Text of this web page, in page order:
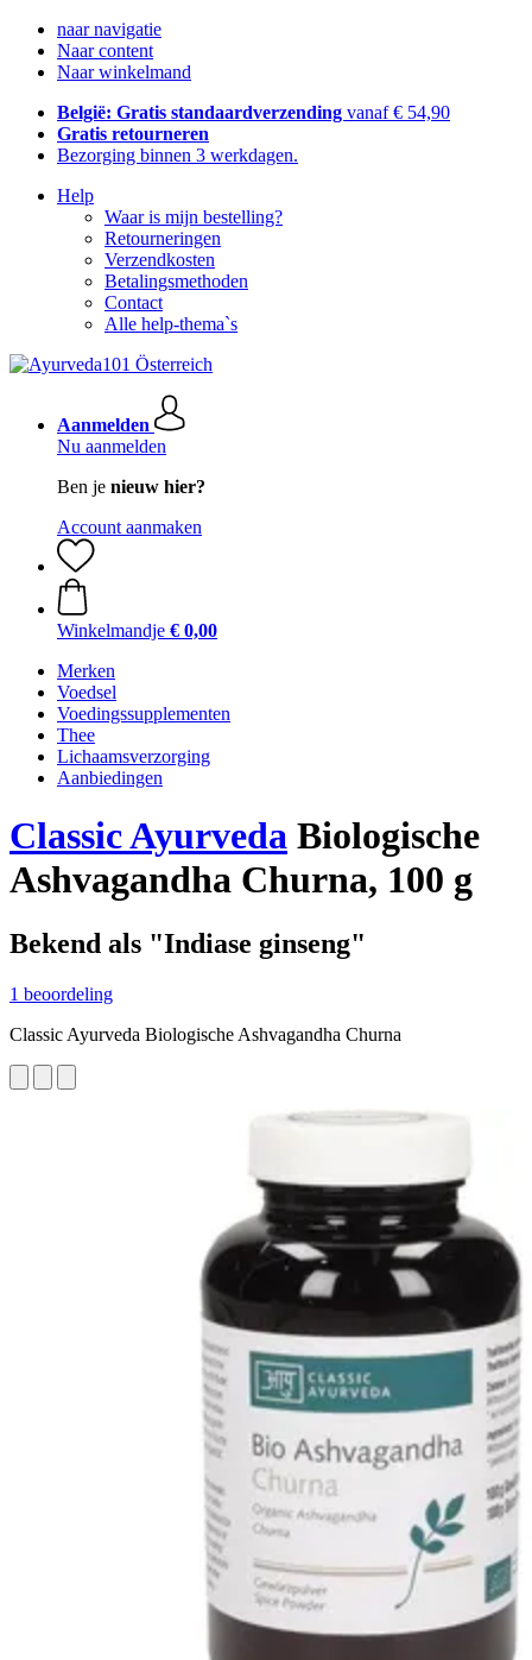
naar navigatie
Naar content
Naar winkelmand
België: Gratis standaardverzending vanaf € 54,90
Gratis retourneren
Bezorging binnen 3 werkdagen.
Help
Waar is mijn bestelling?
Retourneringen
Verzendkosten
Betalingsmethoden
Contact
Alle help-thema`s
Aanmelden
Nu aanmelden
Ben je nieuw hier?
Account aanmaken
Winkelmandje € 0,00
Merken
Voedsel
Voedingssupplementen
Thee
Lichaamsverzorging
Aanbiedingen
Classic Ayurveda Biologische
Ashvagandha Churna, 100 g
Bekend als "Indiase ginseng"
1 beoordeling
Classic Ayurveda Biologische Ashvagandha Churna